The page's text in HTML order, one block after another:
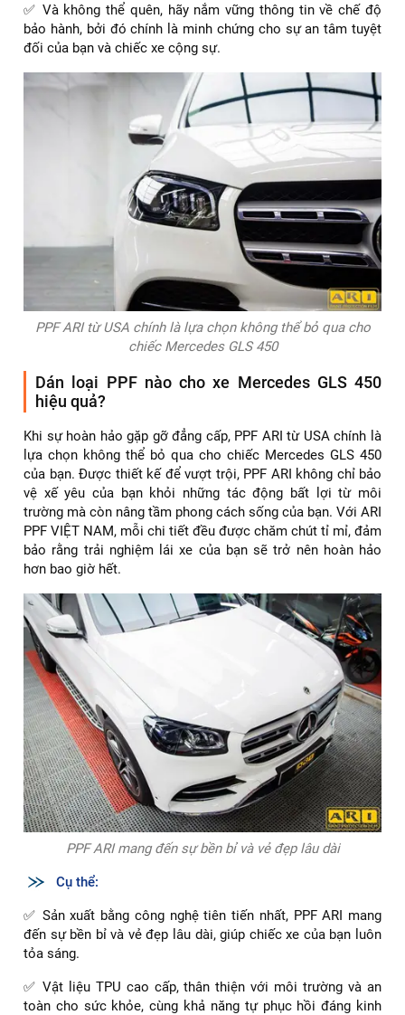
✅ Và không thể quên, hãy nắm vững thông tin về chế độ
bảo hành, bởi đó chính là minh chứng cho sự an tâm tuyệt
đối của bạn và chiếc xe cộng sự.
PPF ARI từ USA chính là lựa chọn không thể bỏ qua cho
chiếc Mercedes GLS 450
Dán loại PPF nào cho xe Mercedes GLS 450
hiệu quả?
Khi sự hoàn hảo gặp gỡ đẳng cấp, PPF ARI từ USA chính là
lựa chọn không thể bỏ qua cho chiếc Mercedes GLS 450
của bạn. Được thiết kế để vượt trội, PPF ARI không chỉ bảo
vệ xế yêu của bạn khỏi những tác động bất lợi từ môi
trường mà còn nâng tầm phong cách sống của bạn. Với ARI
PPF VIỆT NAM, mỗi chi tiết đều được chăm chút tỉ mỉ, đảm
bảo rằng trải nghiệm lái xe của bạn sẽ trở nên hoàn hảo
hơn bao giờ hết.
PPF ARI mang đến sự bền bỉ và vẻ đẹp lâu dài
Cụ thể:
✅ Sản xuất bằng công nghệ tiên tiến nhất, PPF ARI mang
đến sự bền bỉ và vẻ đẹp lâu dài, giúp chiếc xe của bạn luôn
tỏa sáng.
✅ Vật liệu TPU cao cấp, thân thiện với môi trường và an
toàn cho sức khỏe, cùng khả năng tự phục hồi đáng kinh